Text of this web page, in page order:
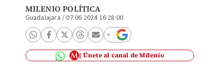
MILENIO POLÍTICA
Guadalajara /07.06.2024 16:28:00
Únete al canal de Milenio